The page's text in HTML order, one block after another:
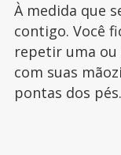
À medida que
contigo. Você
repetir uma ou
com suas
pontas dos pés.